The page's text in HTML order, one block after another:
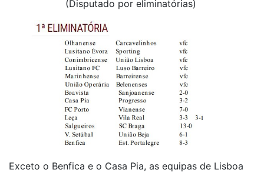
(Disputado por eliminatórias)
Exceto o Benfica e o Casa Pia, as equipas de Lisboa